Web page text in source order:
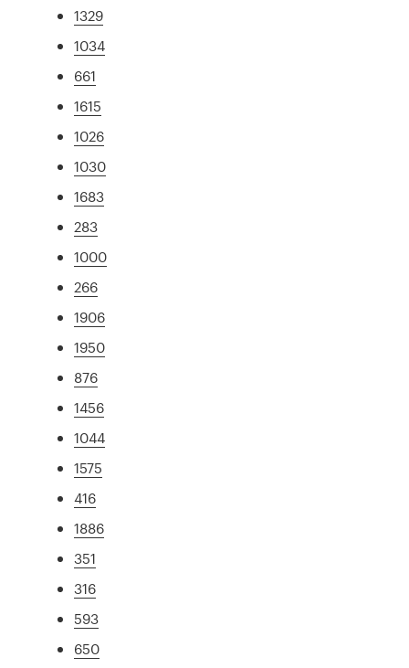
1329
1034
661
1615
1026
1030
1683
283
1000
266
1906
1950
876
1456
1044
1575
416
1886
351
316
593
650